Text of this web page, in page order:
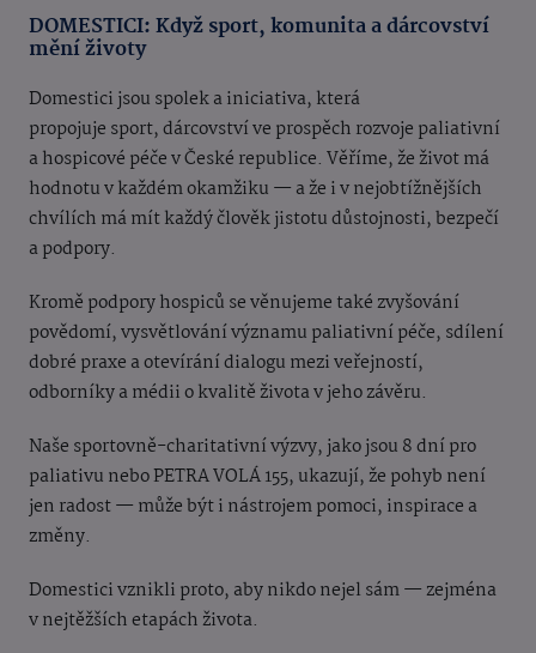
DOMESTICI: Když sport, komunita a dárcovství
mění životy
Domestici jsou spolek a iniciativa, která
propojuje sport, dárcovství ve prospěch rozvoje paliativní
a hospicové péče v České republice. Věříme, že život má
hodnotu v každém okamžiku — a že i v nejobtížnějších
chvílích má mít každý člověk jistotu důstojnosti, bezpečí
a podpory.
Kromě podpory hospiců se věnujeme také zvyšování
povědomí, vysvětlování významu paliativní péče, sdílení
dobré praxe a otevírání dialogu mezi veřejností,
odborníky a médii o kvalitě života v jeho závěru.
Naše sportovně-charitativní výzvy, jako jsou 8 dní pro
paliativu nebo PETRA VOLÁ 155, ukazují, že pohyb není
jen radost — může být i nástrojem pomoci, inspirace a
změny.
Domestici vznikli proto, aby nikdo nejel sám — zejména
v nejtěžších etapách života.